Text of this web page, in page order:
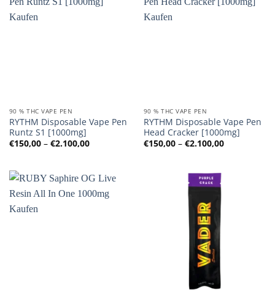
90 % THC VAPE PEN
RYTHM Disposable Vape Pen
Runtz S1 [1000mg]
€150,00 – €2.100,00Preisspanne:
€150,00
90 % THC VAPE PEN
RYTHM Disposable Vape Pen
Head Cracker [1000mg]
€150,00 – €2.100,00
€150,00